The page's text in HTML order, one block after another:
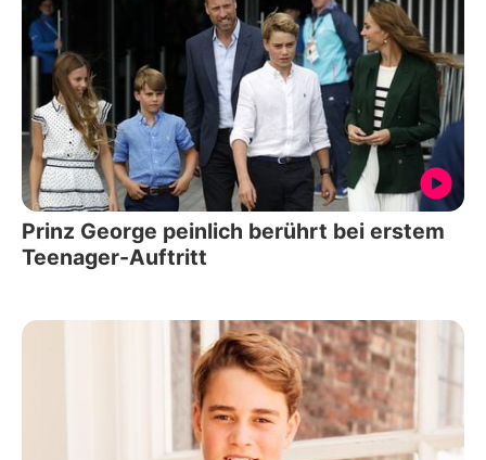
Prinz George peinlich berührt bei erstem
Teenager-Auftritt